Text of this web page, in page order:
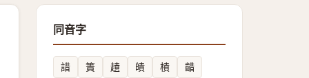
同音字
諎 簀 䟄 皟 樍
齰